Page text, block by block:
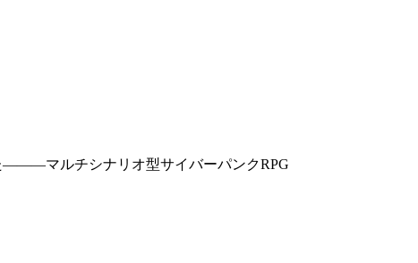
―――マルチシナリオ型サイバーパンクRPG